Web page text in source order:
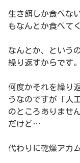
生き餌しか食べな
もなんとか食べて
なんとか、という
繰り返すからです。
何度かそれを繰り
うなのですが「人
のところありませ
だけど…
代わりに乾燥アカ